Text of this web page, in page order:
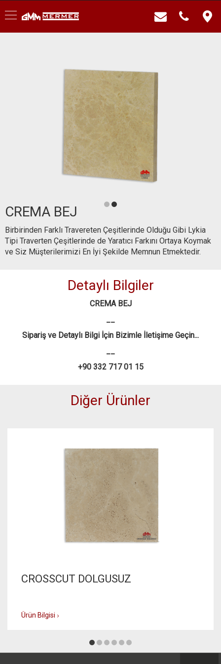
CREMA BEJ
Birbirinden Farklı Travereten Çeşitlerinde Olduğu Gibi Lykia
Tipi Traverten Çeşitlerinde de Yaratıcı Farkını Ortaya Koymak
ve Siz Müşterilerimizi En İyi Şekilde Memnun Etmektedir.
Detaylı Bilgiler
CREMA BEJ
__
Sipariş ve Detaylı Bilgi İçin Bizimle İletişime Geçin...
__
+90 332 717 01 15
Diğer Ürünler
CROSSCUT DOLGUSUZ
Ürün Bilgisi